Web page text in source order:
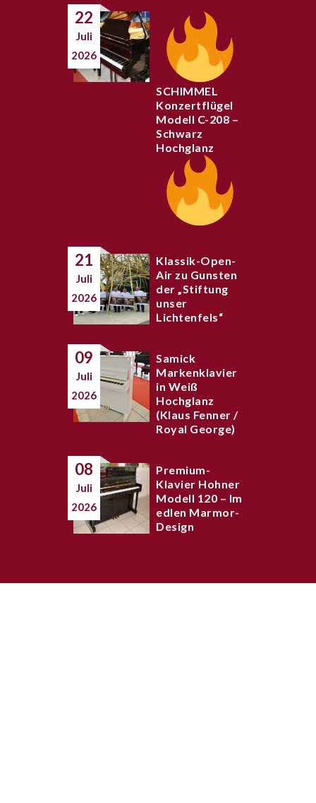
22
Juli
2026
SCHIMMEL
Konzertflügel
Modell C-208 –
Schwarz
Hochglanz
21
Juli
2026
Klassik-Open-
Air zu Gunsten
der „Stiftung
unser
Lichtenfels“
09
Juli
2026
Samick
Markenklavier
in Weiß
Hochglanz
(Klaus Fenner /
Royal George)
08
Juli
2026
Premium-
Klavier Hohner
Modell 120 – Im
edlen Marmor-
Design